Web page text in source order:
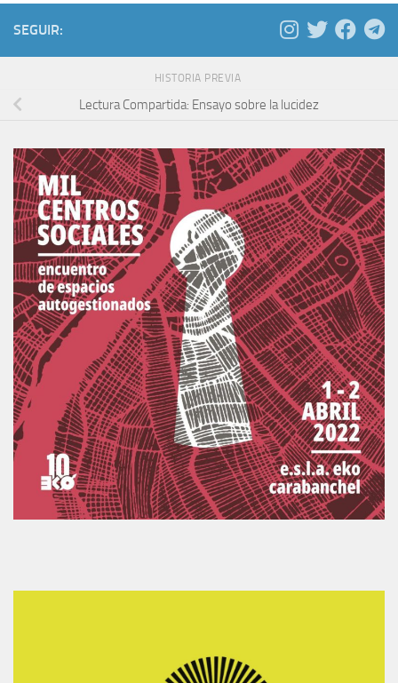
SEGUIR:
HISTORIA PREVIA
Lectura Compartida: Ensayo sobre la lucidez